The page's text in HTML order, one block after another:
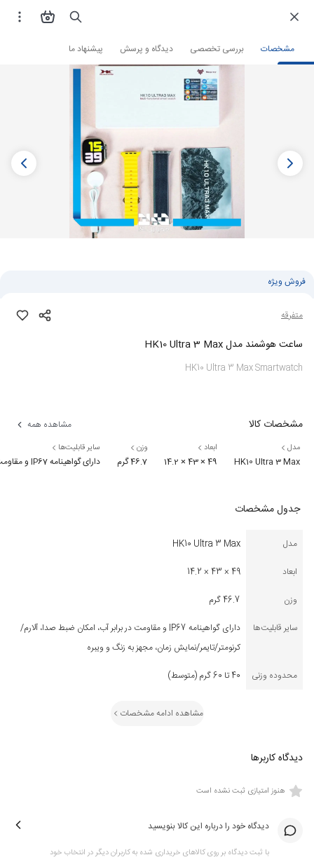
مشخصات بررسی تخصصی دیدگاه و پرسش پیشنهاد ما فروشگاه اینترنتی ساعت و مچ بند هوشمند ساعت هوشمند
فروش ویژه
متفرقه
ساعت هوشمند مدل HK10 Ultra 3 Max
HK10 Ultra 3 Max Smartwatch
مشخصات کالا مشاهده همه
مدل
HK10 Ultra 3 Max
ابعاد
49 × 43 × 14.2
وزن
46.7 گرم
سایر قابلیت‌ها
دارای گواهینامه IP67 و مقاومت در برابر آب، امکان ضبط صدا، آلارم/کرنومتر/تایمر/نمايش زمان، مجهز به زنگ و ويبره
جدول مشخصات
مدل
HK10 Ultra 3 Max
ابعاد
49 × 43 × 14.2
وزن
46.7 گرم
سایر قابلیت‌ها
دارای گواهینامه IP67 و مقاومت در برابر آب، امکان ضبط صدا، آلارم/
کرنومتر/تایمر/نمايش زمان، مجهز به زنگ و ويبره
محدوده وزنی
40 تا 60 گرم (متوسط)
مشاهده ادامه مشخصات
دیدگاه کاربرها
هنوز امتیازی ثبت نشده است
دیدگاه خود را درباره این کالا بنویسید
با ثبت دیدگاه بر روی کالاهای خریداری شده به کاربران دیگر در انتخاب خود